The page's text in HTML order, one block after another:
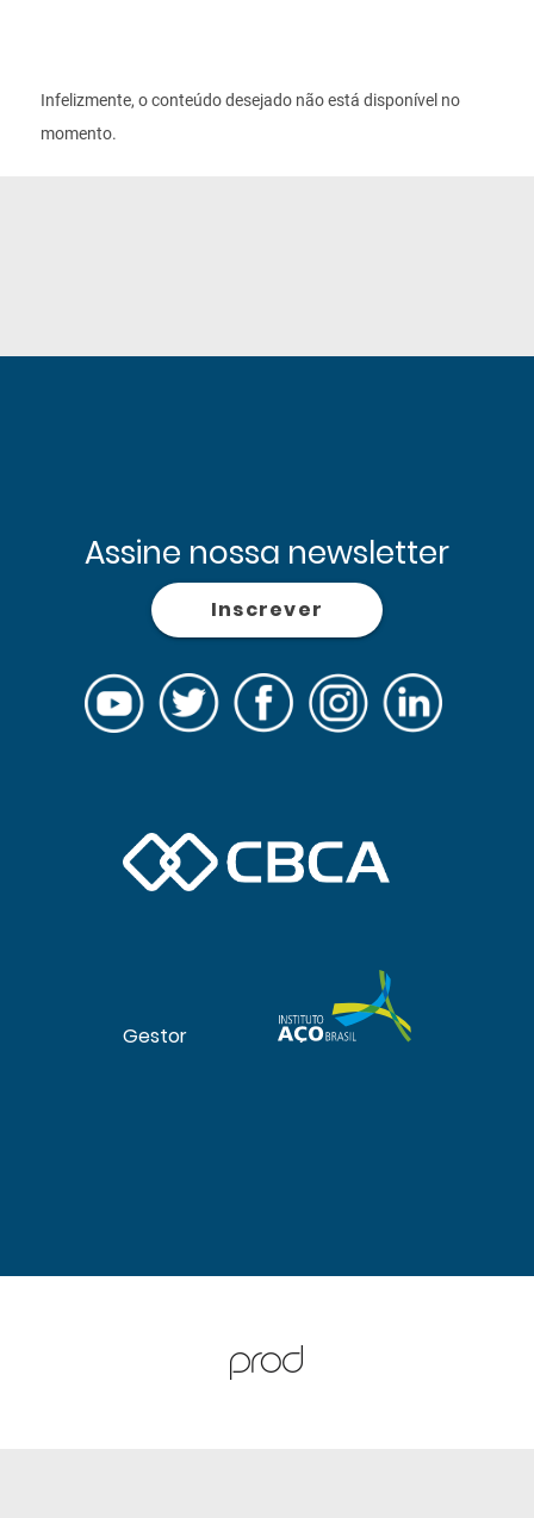
Infelizmente, o conteúdo desejado não está disponível no
momento.
Gestor
Assine nossa newsletter
Inscrever